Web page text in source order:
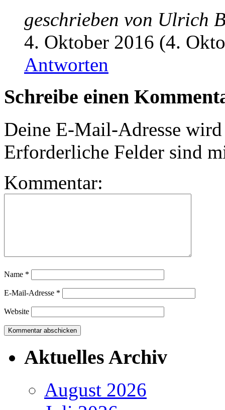
geschrieben von Ulrich
4. Oktober 2016 (4.
Antworten
Schreibe einen
Deine E-Mail-Adresse
Erforderliche Felder sind
Kommentar:
Name *
E-Mail-Adresse *
Website
Aktuelles Archiv
August 2026